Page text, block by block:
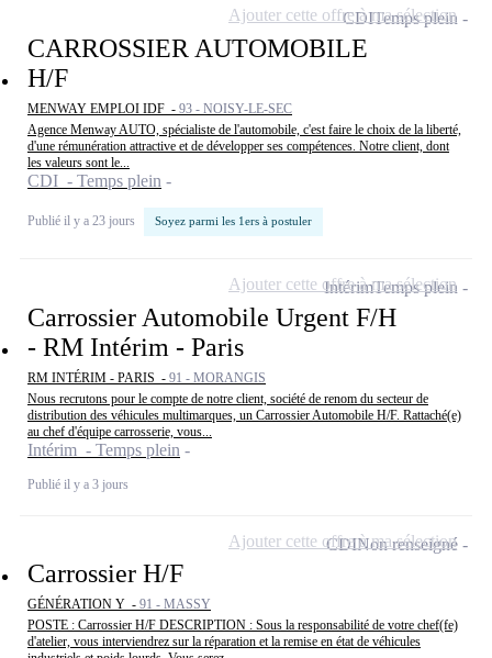
CARROSSIER AUTOMOBILE
H/F
MENWAY EMPLOI IDF - 93 - NOISY-LE-SEC
Agence Menway AUTO, spécialiste de l'automobile, c'est faire le choix de la liberté,
d'une rémunération attractive et de développer ses compétences. Notre client, dont
les valeurs sont le...
CDI - Temps plein
Publié il y a 23 jours Soyez parmi les 1ers à postuler
CDITemps plein
Ajouter cette offre à ma sélection
Carrossier Automobile Urgent F/H
- RM Intérim - Paris
RM INTÉRIM - PARIS - 91 - MORANGIS
Nous recrutons pour le compte de notre client, société de renom du secteur de
distribution des véhicules multimarques, un Carrossier Automobile H/F. Rattaché(e)
au chef d'équipe carrosserie, vous...
Intérim - Temps plein
Publié il y a 3 jours
IntérimTemps plein
Ajouter cette offre à ma sélection
Carrossier H/F
GÉNÉRATION Y - 91 - MASSY
POSTE : Carrossier H/F DESCRIPTION : Sous la responsabilité de votre chef(fe)
d'atelier, vous interviendrez sur la réparation et la remise en état de véhicules
CDINon renseigné
Ajouter cette offre à ma sélection